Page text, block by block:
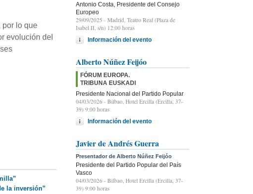
por lo que
evolución del
la inversión”
Antonio Costa, Presidente del Consejo
Europeo
29/09/2025 - Madrid, Teatro Real (Plaza de
Isabel II, s/n) 12:00 horas
Información del evento
Alberto Núñez Feijóo
FÓRUM EUROPA.
TRIBUNA EUSKADI
Presidente Nacional del Partido Popular
04/03/2026 - Bilbao, Hotel Ercilla (Ercilla, 37-
39) 9:00 horas
Información del evento
Javier de Andrés Guerra
Presentador de Alberto Núñez Feijóo
Presidente del Partido Popular del País
Vasco
04/03/2026 - Bilbao, Hotel Ercilla (Ercilla, 37-
39) 9:00 horas